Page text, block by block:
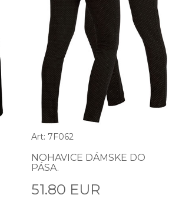
Art: 7F062
NOHAVICE DÁMSKE DO
PÁSA.
51.80 EUR